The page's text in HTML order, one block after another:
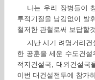
나는 우리 장병들이
투적기질을 남김없이 발
철저한 관철로써 보답할
지난 시기 려명거리
한 공훈을 세운 수도건
적지건설국, 대외건설국
이번 대건설전투에 참가